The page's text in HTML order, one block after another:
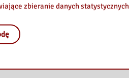
zbieranie danych statystycznych